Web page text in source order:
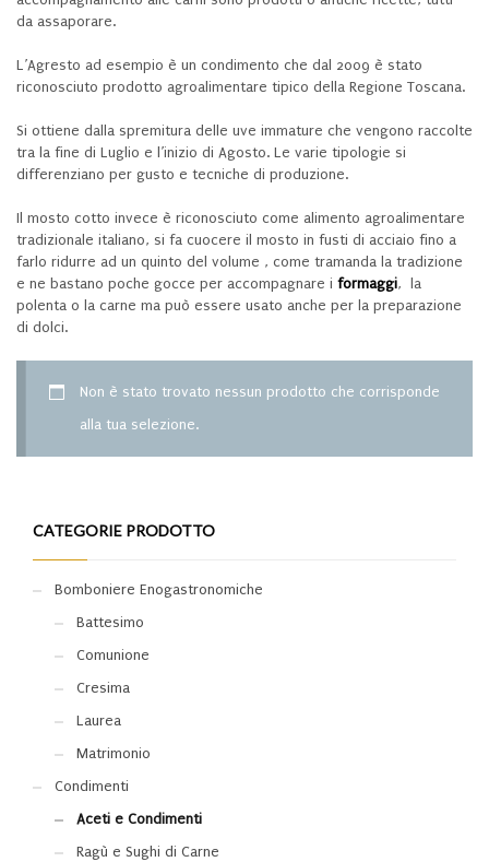
da assaporare.
L’Agresto ad esempio è un condimento che dal 2009 è stato
riconosciuto prodotto agroalimentare tipico della Regione Toscana.
Si ottiene dalla spremitura delle uve immature che vengono raccolte
tra la fine di Luglio e l’inizio di Agosto. Le varie tipologie si
differenziano per gusto e tecniche di produzione.
Il mosto cotto invece è riconosciuto come alimento agroalimentare
tradizionale italiano, si fa cuocere il mosto in fusti di acciaio fino a
farlo ridurre ad un quinto del volume , come tramanda la tradizione
e ne bastano poche gocce per accompagnare i formaggi, la
polenta o la carne ma può essere usato anche per la preparazione
di dolci.
Non è stato trovato nessun prodotto che corrisponde
alla tua selezione.
CATEGORIE PRODOTTO
Bomboniere Enogastronomiche
Battesimo
Comunione
Cresima
Laurea
Matrimonio
Condimenti
Aceti e Condimenti
Ragù e Sughi di Carne